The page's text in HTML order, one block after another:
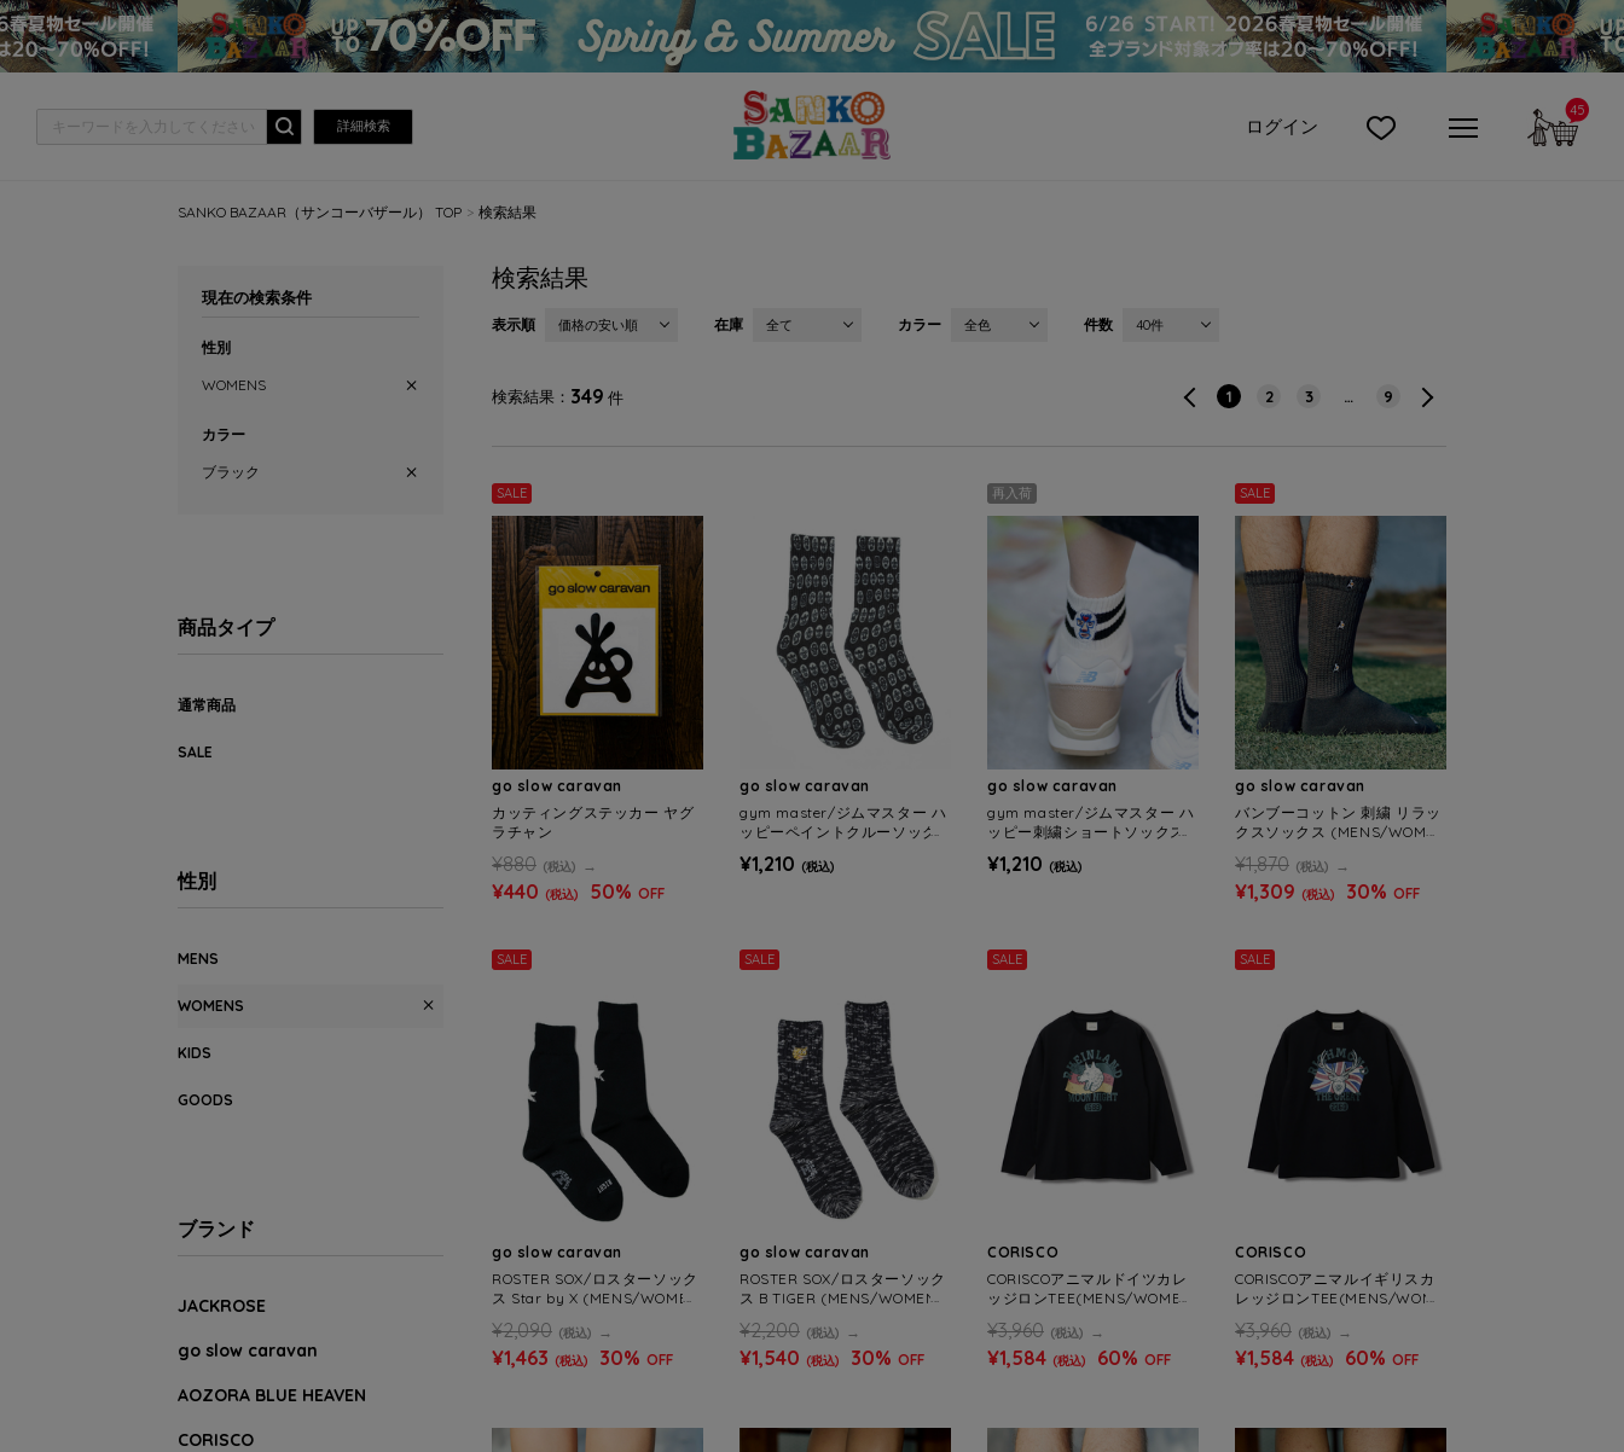
詳細検索 ログイン
45カー
SANKO BAZAAR（サンコーバザール） TOP 検索結果
検索結果
表示順 価格の安い順 在庫 全て カラー 全色 件数 40件
検索結果 349 件 1 2 3 … 9
SALE
go slow caravan
カッティングステッカー ヤグ
ラチャン
¥880 (税込)
¥440 (税込) 50% OFF
go slow caravan
gym master/ジムマスター ハ
ッピーペイントクルーソック
¥1,210 (税込)
再入荷
go slow caravan
gym master/ジムマスター ハ
ッピー刺繍ショートソックス
¥1,210 (税込)
SALE
go slow caravan
バンブーコットン 刺繍 リラッ
クスソックス (MENS/WOME
¥1,870 (税込)
¥1,309 (税込) 30% OFF
SALE
go slow caravan
ROSTER SOX/ロスターソック
ス Star by X (MENS/WOMEN
¥2,090 (税込)
¥1,463 (税込) 30% OFF
SALE
go slow caravan
ROSTER SOX/ロスターソック
ス B TIGER (MENS/WOMEN
¥2,200 (税込)
¥1,540 (税込) 30% OFF
SALE
CORISCO
CORISCOアニマルドイツカレ
ッジロンTEE(MENS/WOMEN
¥3,960 (税込)
¥1,584 (税込) 60% OFF
SALE
CORISCO
CORISCOアニマルイギリスカ
レッジロンTEE(MENS/WOME
¥3,960 (税込)
¥1,584 (税込) 60% OFF
現在の検索条件
性別
WOMENS
カラー
ブラック
商品タイプ
通常商品
SALE
性別
MENS
WOMENS
KIDS
GOODS
ブランド
JACKROSE
go slow caravan
AOZORA BLUE HEAVEN
CORISCO